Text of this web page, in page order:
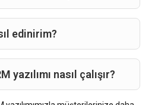
edinirim?
yazılımı nasıl çalışır?